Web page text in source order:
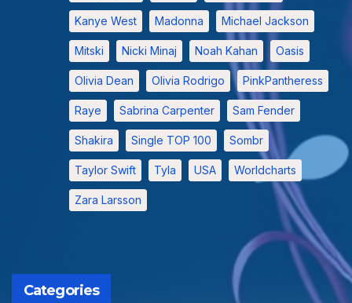
Kanye West Madonna Michael Jackson
Mitski Nicki Minaj Noah Kahan Oasis
Olivia Dean Olivia Rodrigo PinkPantheress
Raye Sabrina Carpenter Sam Fender
Shakira Single TOP 100 Sombr
Taylor Swift Tyla USA Worldcharts
Zara Larsson
Categories